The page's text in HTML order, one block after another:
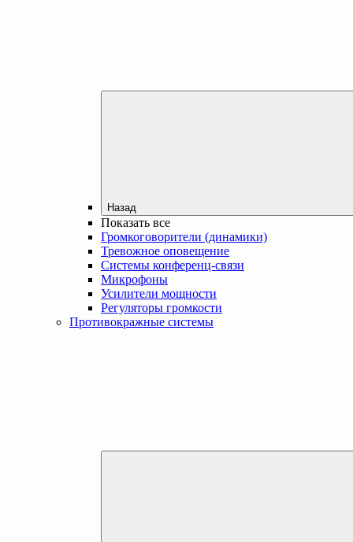
Назад
Показать все
Громкоговорители (динамики)
Тревожное оповещение
Системы конференц-связи
Микрофоны
Усилители мощности
Регуляторы громкости
Противокражные системы